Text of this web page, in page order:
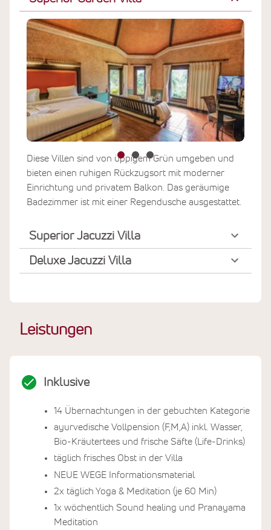
Diese Villen sind von üppigem Grün umgeben und
bieten einen ruhigen Rückzugsort mit moderner
Einrichtung und privatem Balkon. Das geräumige
Badezimmer ist mit einer Regendusche ausgestattet.
Superior Jacuzzi Villa
Deluxe Jacuzzi Villa
Leistungen
Inklusive
14 Übernachtungen in der gebuchten Kategorie
ayurvedische Vollpension (F,M,A) inkl. Wasser,
Bio-Kräutertees und frische Säfte (Life-Drinks)
täglich frisches Obst in der Villa
NEUE WEGE Informationsmaterial
2x täglich Yoga & Meditation (je 60 Min)
1x wöchentlich Sound healing und Pranayama
Meditation